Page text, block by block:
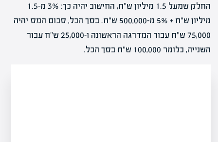
החלק שמעל 1.5 מיליון ש"ח, החישוב יהיה כך: 3% מ-1.5
מיליון ש"ח + 5% מ-500,000 ש"ח. בסך הכל, סכום המס יהיה
75,000 ש"ח עבור המדרגה הראשונה ו-25,000 ש"ח עבור
השנייה, כלומר 100,000 ש"ח בסך הכל.